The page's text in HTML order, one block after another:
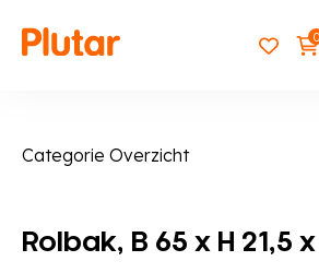
0
Categorie Overzicht
Rolbak, B 65 x H 21,5